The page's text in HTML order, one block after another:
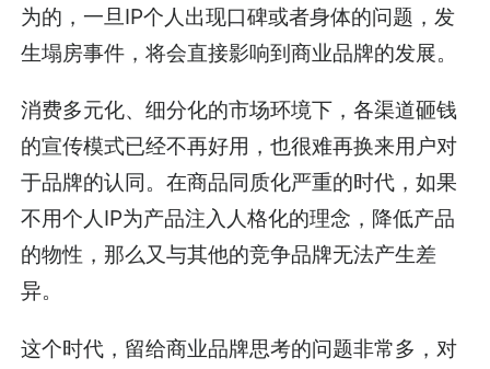
为的，一旦IP个人出现口碑或者身体的问题，发
生塌房事件，将会直接影响到商业品牌的发展。
消费多元化、细分化的市场环境下，各渠道砸钱
的宣传模式已经不再好用，也很难再换来用户对
于品牌的认同。在商品同质化严重的时代，如果
不用个人IP为产品注入人格化的理念，降低产品
的物性，那么又与其他的竞争品牌无法产生差
异。
这个时代，留给商业品牌思考的问题非常多，对